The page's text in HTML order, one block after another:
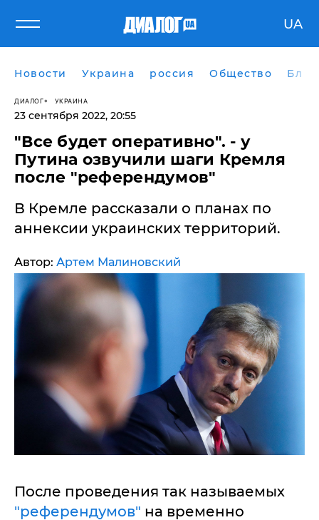
UA
Новости Украина россия Общество
ДИАЛОГ УКРАИНА
23 сентября 2022, 20:55
"Все будет оперативно". - у
Путина озвучили шаги Кремля
после "референдумов"
В Кремле рассказали о планах по
аннексии украинских территорий.
Автор: Артем Малиновский
После проведения так называемых
"референдумов" на временно